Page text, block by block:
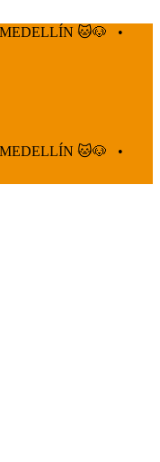
🐱🐶
•
🐱🐶
•